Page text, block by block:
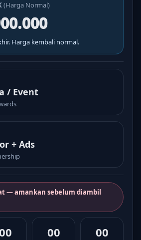
(Harga Normal)
Harga kembali normal.
/ Event
+ Ads
— amankan sebelum diambil
00 00